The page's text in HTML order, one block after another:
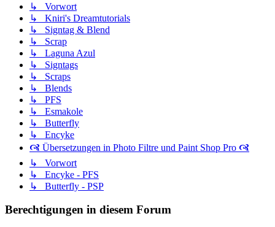
↳ Vorwort
↳ Kniri's Dreamtutorials
↳ Signtag & Blend
↳ Scrap
↳ Laguna Azul
↳ Signtags
↳ Scraps
↳ Blends
↳ PFS
↳ Esmakole
↳ Butterfly
↳ Encyke
🙧 Übersetzungen in Photo Filtre und Paint Shop Pro 🙧
↳ Vorwort
↳ Encyke - PFS
↳ Butterfly - PSP
Berechtigungen in diesem Forum